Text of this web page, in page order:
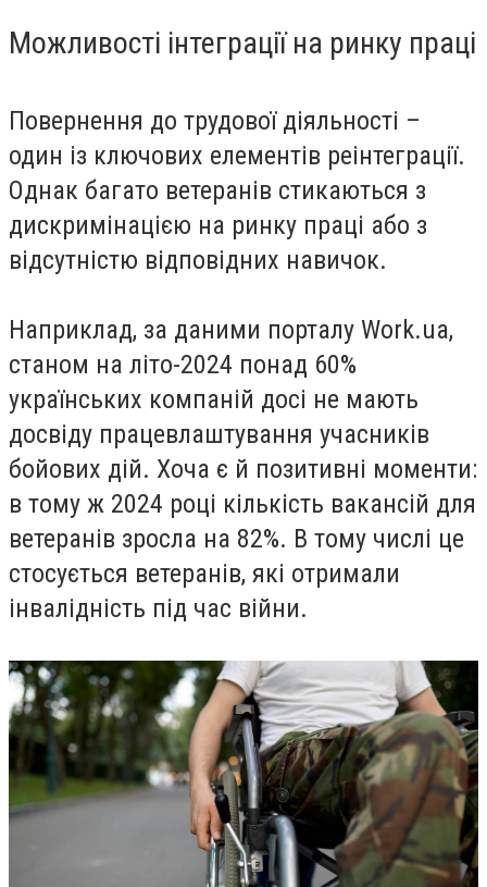
Можливості інтеграції на ринку праці
Повернення до трудової діяльності –
один із ключових елементів реінтеграції.
Однак багато ветеранів стикаються з
дискримінацією на ринку праці або з
відсутністю відповідних навичок.
Наприклад, за даними порталу Work.ua,
станом на літо-2024 понад 60%
українських компаній досі не мають
досвіду працевлаштування учасників
бойових дій. Хоча є й позитивні моменти:
в тому ж 2024 році кількість вакансій для
ветеранів зросла на 82%. В тому числі це
стосується ветеранів, які отримали
інвалідність під час війни.